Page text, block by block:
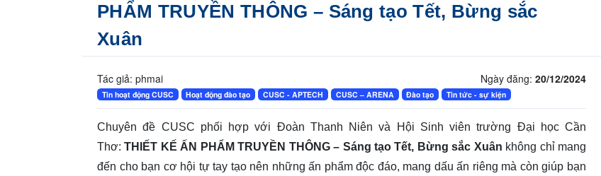
PHẨM TRUYỀN THÔNG – Sáng tạo Tết, Bừng sắc
Xuân
Tác giả: phmai Ngày đăng: 20/12/2024
Tin hoạt động CUSC Hoạt động đào tạo CUSC - APTECH CUSC – ARENA Đào tạo Tin tức - sự kiện
Chuyên đề CUSC phối hợp với Đoàn Thanh Niên và Hội Sinh viên trường Đại học Cần
Thơ:THIẾT KẾ ẤN PHẨM TRUYỀN THÔNG – Sáng tạo Tết, Bừng sắc Xuân không chỉ mang
đến cho bạn cơ hội tự tay tạo nên những ấn phẩm độc đáo, mang dấu ấn riêng mà còn giúp bạn